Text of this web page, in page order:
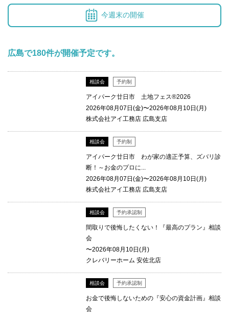
今週末の開催
広島で180件が開催予定です。
相談会 予約制
アイパーク廿日市 土地フェス®2026
2026年08月07日(金)〜2026年08月10日(月)
株式会社アイ工務店 広島支店
相談会 予約制
アイパーク廿日市 わが家の適正予算、ズバリ診
断！～お金のプロに...
2026年08月07日(金)〜2026年08月10日(月)
株式会社アイ工務店 広島支店
相談会 予約承認制
間取りで後悔したくない！『最高のプラン』相談
会
〜2026年08月10日(月)
クレバリーホーム 安佐北店
相談会 予約承認制
お金で後悔しないための『安心の資金計画』相談
会